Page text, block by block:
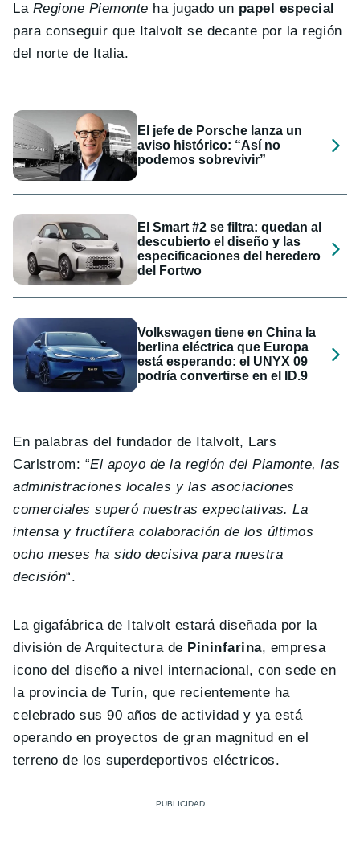
La Regione Piemonte ha jugado un papel especial
para conseguir que Italvolt se decante por la región
del norte de Italia.
El jefe de Porsche lanza un
aviso histórico: “Así no
podemos sobrevivir”
El Smart #2 se filtra: quedan al
descubierto el diseño y las
especificaciones del heredero
del Fortwo
Volkswagen tiene en China la
berlina eléctrica que Europa
está esperando: el UNYX 09
podría convertirse en el ID.9
En palabras del fundador de Italvolt, Lars
Carlstrom: “El apoyo de la región del Piamonte, las
administraciones locales y las asociaciones
comerciales superó nuestras expectativas. La
intensa y fructífera colaboración de los últimos
ocho meses ha sido decisiva para nuestra
decisión“.
La gigafábrica de Italvolt estará diseñada por la
división de Arquitectura de Pininfarina, empresa
icono del diseño a nivel internacional, con sede en
la provincia de Turín, que recientemente ha
celebrado sus 90 años de actividad y ya está
operando en proyectos de gran magnitud en el
terreno de los superdeportivos eléctricos.